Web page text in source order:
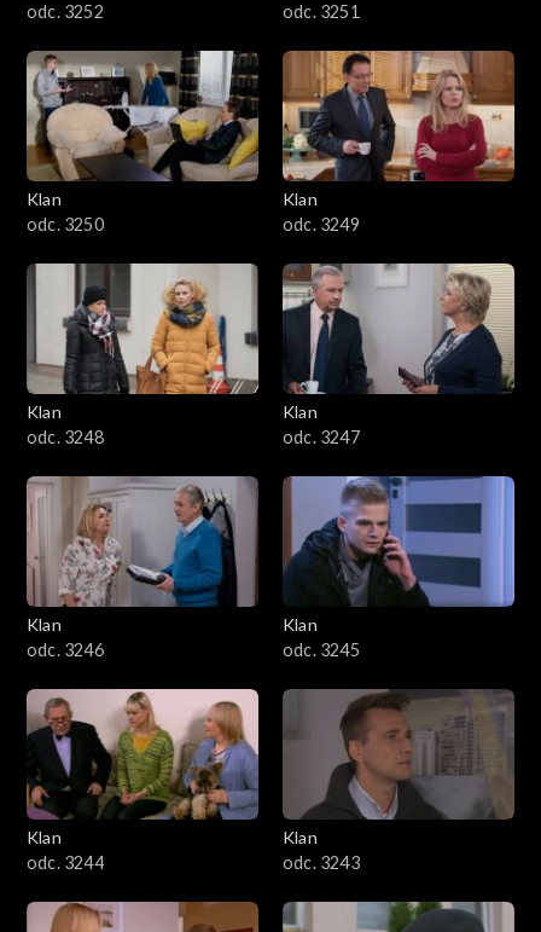
odc. 3252
odc. 3251
Klan
odc. 3250
Klan
odc. 3249
Klan
odc. 3248
Klan
odc. 3247
Klan
odc. 3246
Klan
odc. 3245
Klan
odc. 3244
Klan
odc. 3243